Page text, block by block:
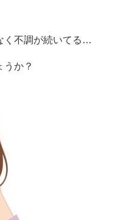
く不調が続いてる…
うか？